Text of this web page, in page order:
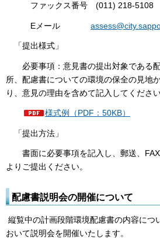
ファックス番号 (011) 218-5108
Eメール
「提出様式」
必要事項：意見書の提出対象である配
所、配慮書についての環境の保全の見地
り、意見の理由を含めて記入してください
様式例（PDF：50KB）
「提出方法」
書面に必要事項を記入し、郵送、FAX
よりご提出ください。
配慮書説明会の開催について
縦覧中の計画段階環境配慮書の内容につ
おいて説明会を開催いたします。